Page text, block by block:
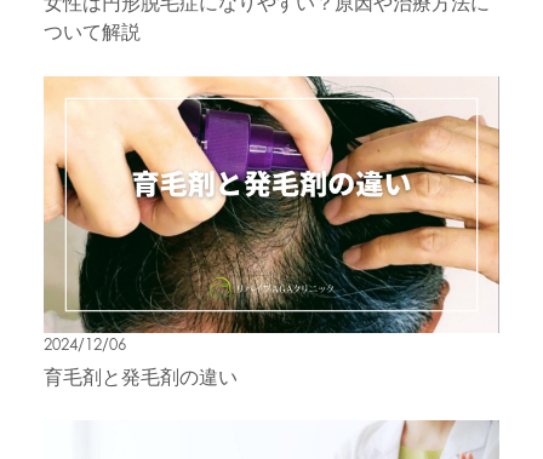
ついて解説
2024/12/06
育毛剤と発毛剤の違い